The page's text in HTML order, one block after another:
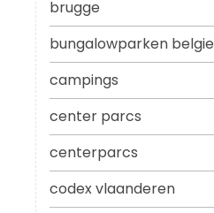
brugge
bungalowparken belgie
campings
center parcs
centerparcs
codex vlaanderen